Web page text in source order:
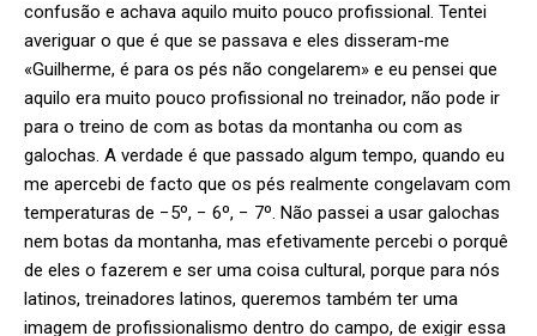
confusão e achava aquilo muito pouco profissional. Tentei
averiguar o que é que se passava e eles disseram-me
«Guilherme, é para os pés não congelarem» e eu pensei que
aquilo era muito pouco profissional no treinador, não pode ir
para o treino de com as botas da montanha ou com as
galochas. A verdade é que passado algum tempo, quando eu
me apercebi de facto que os pés realmente congelavam com
temperaturas de −5º, − 6º, − 7º. Não passei a usar galochas
nem botas da montanha, mas efetivamente percebi o porquê
de eles o fazerem e ser uma coisa cultural, porque para nós
latinos, treinadores latinos, queremos também ter uma
imagem de profissionalismo dentro do campo, de exigir essa